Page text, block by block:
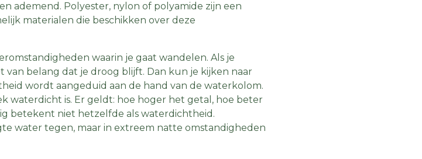
ademend. Polyester, nylon of polyamide zijn een
materialen die beschikken over deze
waarin je gaat wandelen. Als je
van belang dat je droog blijft. Dan kun je kijken naar
wordt aangeduid aan de hand van de waterkolom.
waterdicht is. Er geldt: hoe hoger het getal, hoe beter
betekent niet hetzelfde als waterdichtheid.
water tegen, maar in extreem natte omstandigheden